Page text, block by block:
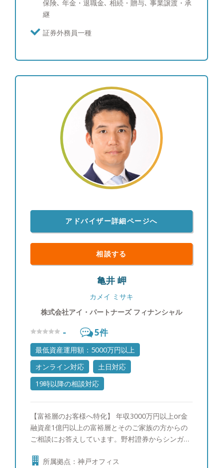
も何を相談したらよいかわからない 【趣味】 キャ
ンプ（一年を通してキャンプに行っております。キ
ャンプ好きな方、是非キャンプ話を交えてお話しし
保険､ 年金・退職金､ 相続・贈与､ 事業譲渡・承
継
証券外務員一種
アドバイザー詳細ページへ
相談する
亀井 岬
カメイ ミサキ
株式会社アイ・パートナーズ フィナンシャル
- 5件
最低資産運用額：5000万円以上
オンライン対応
土日対応
19時以降の相談対応
【富裕層のお客様へ特化】 年収3000万円以上or金
融資産1億円以上の富裕層とそのご家族の方からの
ご相談にお答えしています。野村證券からシンガポ
ポートフォリオ運用の研鑽を積んで参りました。富
所属拠点：神戸オフィス